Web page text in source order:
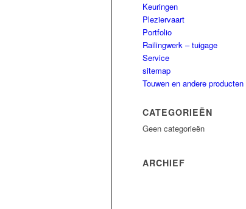
Keuringen
Pleziervaart
Portfolio
Railingwerk – tuigage
Service
sitemap
Touwen en andere producten
CATEGORIEËN
Geen categorieën
ARCHIEF